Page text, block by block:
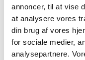
annoncer, til at vise
at analysere vores
din brug af vores
for sociale medier,
analysepartnere.
Sæde dybde:
Længde:
Bredde: